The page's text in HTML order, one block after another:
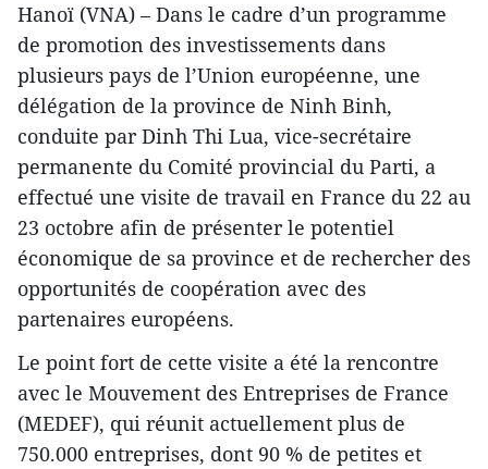
Hanoï (VNA) – Dans le cadre d’un programme
de promotion des investissements dans
plusieurs pays de l’Union européenne, une
délégation de la province de Ninh Binh,
conduite par Dinh Thi Lua, vice-secrétaire
permanente du Comité provincial du Parti, a
effectué une visite de travail en France du 22 au
23 octobre afin de présenter le potentiel
économique de sa province et de rechercher des
opportunités de coopération avec des
partenaires européens.
Le point fort de cette visite a été la rencontre
avec le Mouvement des Entreprises de France
(MEDEF), qui réunit actuellement plus de
750.000 entreprises, dont 90 % de petites et